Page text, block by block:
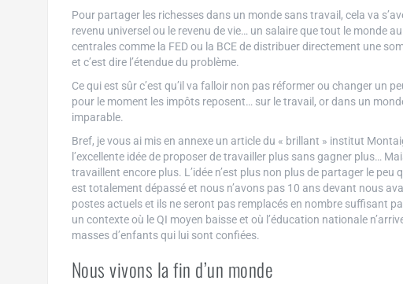
Pour partager les richesses dans un monde sans travail, cela va
revenu universel ou le revenu de vie… un salaire que tout le monde
centrales comme la FED ou la BCE de distribuer directement une
et c’est dire l’étendue du problème.
Ce qui est sûr c’est qu’il va falloir non pas réformer ou changer un
pour le moment les impôts reposent… sur le travail, or dans un
imparable.
Bref, je vous ai mis en annexe un article du « brillant » institut
l’excellente idée de proposer de travailler plus sans gagner plus…
travaillent encore plus. L’idée n’est plus non plus de partager le
est totalement dépassé et nous n’avons pas 10 ans devant nous
postes actuels et ils ne seront pas remplacés en nombre suffisant
un contexte où le QI moyen baisse et où l’éducation nationale
masses d’enfants qui lui sont confiées.
Nous vivons la fin d’un monde